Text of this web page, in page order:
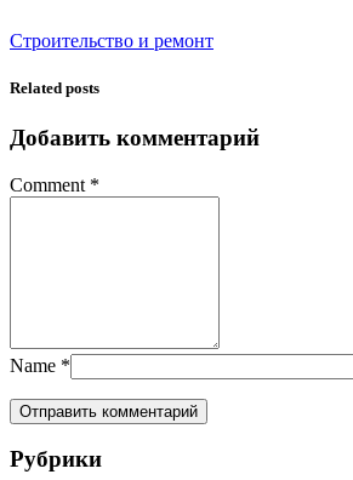
Строительство и ремонт
Related posts
Добавить комментарий
Comment *
Name *
Рубрики